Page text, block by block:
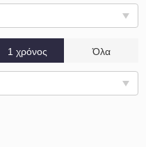
1 χρόνος Όλα